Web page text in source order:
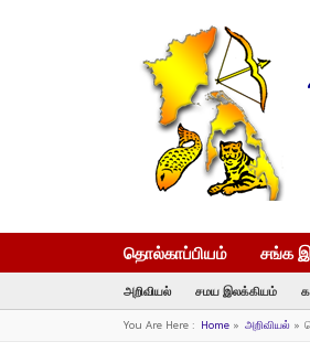
தொல்காப்பியம் சங்க
அறிவியல் சமய இலக்கியம்
You Are Here : Home» அறிவியல்»